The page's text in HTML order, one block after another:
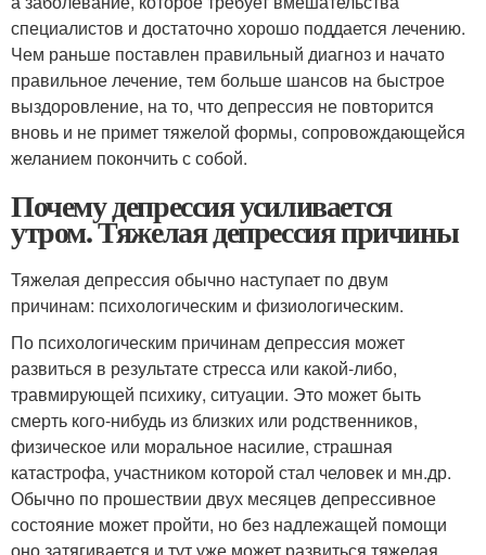
специалистов и достаточно хорошо поддается лечению.
Чем раньше поставлен правильный диагноз и начато
правильное лечение, тем больше шансов на быстрое
выздоровление, на то, что депрессия не повторится
вновь и не примет тяжелой формы, сопровождающейся
желанием покончить с собой.
Почему депрессия усиливается
утром. Тяжелая депрессия причины
Тяжелая депрессия обычно наступает по двум
причинам: психологическим и физиологическим.
По психологическим причинам депрессия может
развиться в результате стресса или какой-либо,
травмирующей психику, ситуации. Это может быть
смерть кого-нибудь из близких или родственников,
физическое или моральное насилие, страшная
катастрофа, участником которой стал человек и мн.др.
Обычно по прошествии двух месяцев депрессивное
состояние может пройти, но без надлежащей помощи